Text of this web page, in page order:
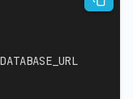
DATABASE_URL